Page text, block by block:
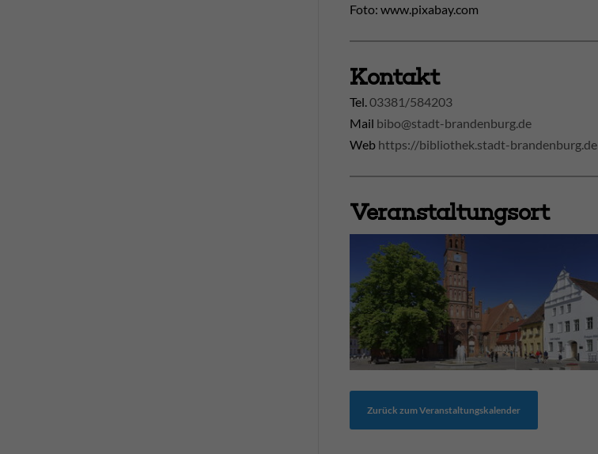
Foto: www.pixabay.com
Kontakt
Tel. 03381/584203
Mail bibo@stadt-brandenburg.de
Web https://bibliothek.stadt-brandenburg.de
Veranstaltungsort
Zurück zum Veranstaltungskalender